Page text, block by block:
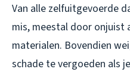
Van alle zelfuitgevoerde
mis, meestal door onjuist
materialen. Bovendien
schade te vergoeden als